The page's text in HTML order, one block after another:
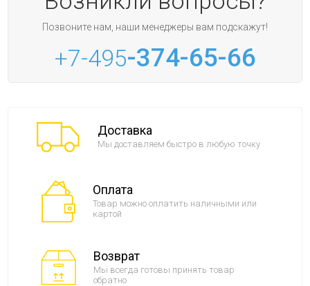
Позвоните нам, наши менеджеры вам подскажут!
+7-495-374-65-66
Доставка
Мы доставляем быстро в любую точку
Оплата
Товар можно оплатить наличными или
картой
Возврат
Мы всегда готовы принять товар
обратно